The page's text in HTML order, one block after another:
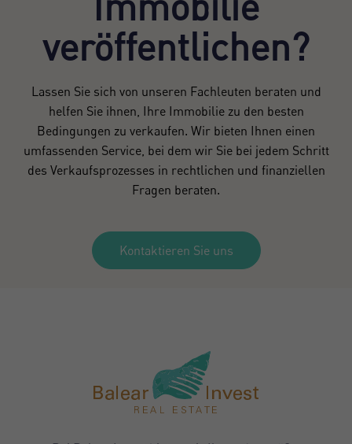
veröffentlichen?
Lassen Sie sich von unseren Fachleuten beraten und
helfen Sie ihnen, Ihre Immobilie zu den besten
Bedingungen zu verkaufen. Wir bieten Ihnen einen
umfassenden Service, bei dem wir Sie bei jedem Schritt
des Verkaufsprozesses in rechtlichen und finanziellen
Fragen beraten.
Kontaktieren Sie uns